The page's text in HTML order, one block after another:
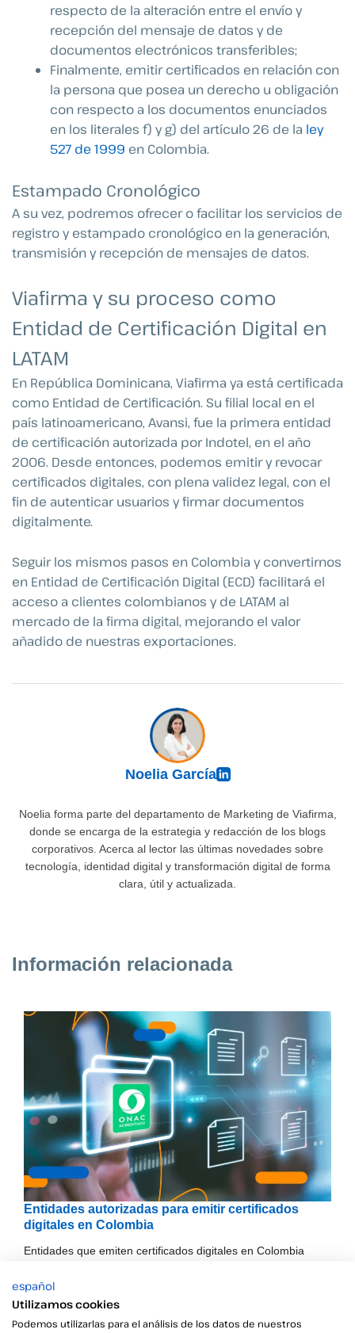
respecto de la alteración entre el envío y
recepción del mensaje de datos y de
documentos electrónicos transferibles;
Finalmente, emitir certificados en relación con
la persona que posea un derecho u obligación
con respecto a los documentos enunciados
en los literales f) y g) del artículo 26 de la ley
527 de 1999 en Colombia.
Estampado Cronológico
A su vez, podremos ofrecer o facilitar los servicios de
registro y estampado cronológico en la generación,
transmisión y recepción de mensajes de datos.
Viafirma y su proceso como
Entidad de Certificación Digital en
LATAM
En República Dominicana, Viafirma ya está certificada
como Entidad de Certificación. Su filial local en el
país latinoamericano, Avansi, fue la primera entidad
de certificación autorizada por Indotel, en el año
2006. Desde entonces, podemos emitir y revocar
certificados digitales, con plena validez legal, con el
fin de autenticar usuarios y firmar documentos
digitalmente.
Seguir los mismos pasos en Colombia y convertirnos
en Entidad de Certificación Digital (ECD) facilitará el
acceso a clientes colombianos y de LATAM al
mercado de la firma digital, mejorando el valor
añadido de nuestras exportaciones.
Noelia García
Noelia forma parte del departamento de Marketing de Viafirma,
donde se encarga de la estrategia y redacción de los blogs
corporativos. Acerca al lector las últimas novedades sobre
tecnología, identidad digital y transformación digital de forma
clara, útil y actualizada.
Información relacionada
Entidades autorizadas para emitir certificados
digitales en Colombia
Entidades que emiten certificados digitales en Colombia
español
Utilizamos cookies
Podemos utilizarlas para el análisis de los datos de nuestros